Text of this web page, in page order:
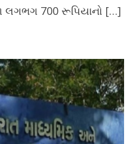
લગભગ 700 રૂપિયાનો […]